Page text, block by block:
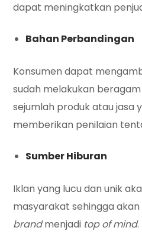
dapat meningkatkan
Bahan Perbandingan
Konsumen dapat
sudah melakukan
sejumlah produk atau jasa
memberikan penilaian
Sumber Hiburan
Iklan yang lucu dan unik
masyarakat sehingga
brandmenjadi top of mind.